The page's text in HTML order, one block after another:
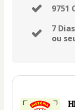
9751
7
ou